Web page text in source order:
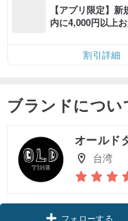
【アプリ限定】
内に4,000円以上
割引詳細
ブランドについ
オールド
台湾
フォローする